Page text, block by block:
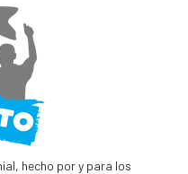
hecho por y para los